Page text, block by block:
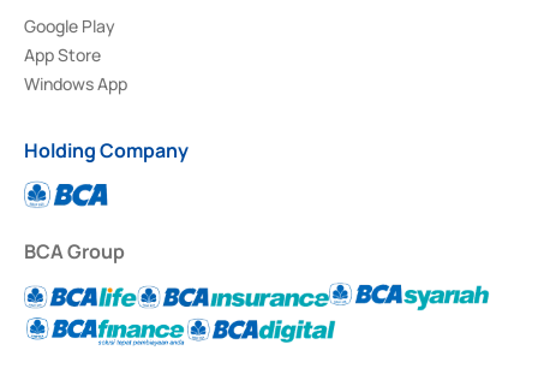
Google Play
App Store
Windows App
Holding Company
BCA Group